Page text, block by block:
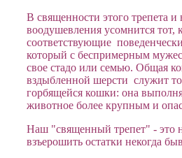
В священности этого трепета и
воодушевления усомнится тот,
соответствующие
который с беспримерным
свое стадо или семью. Общая
вздыбленной шерсти служит
горбящейся кошки: она
животное более крупным и
Наш "священный трепет" - это
взъерошить остатки некогда